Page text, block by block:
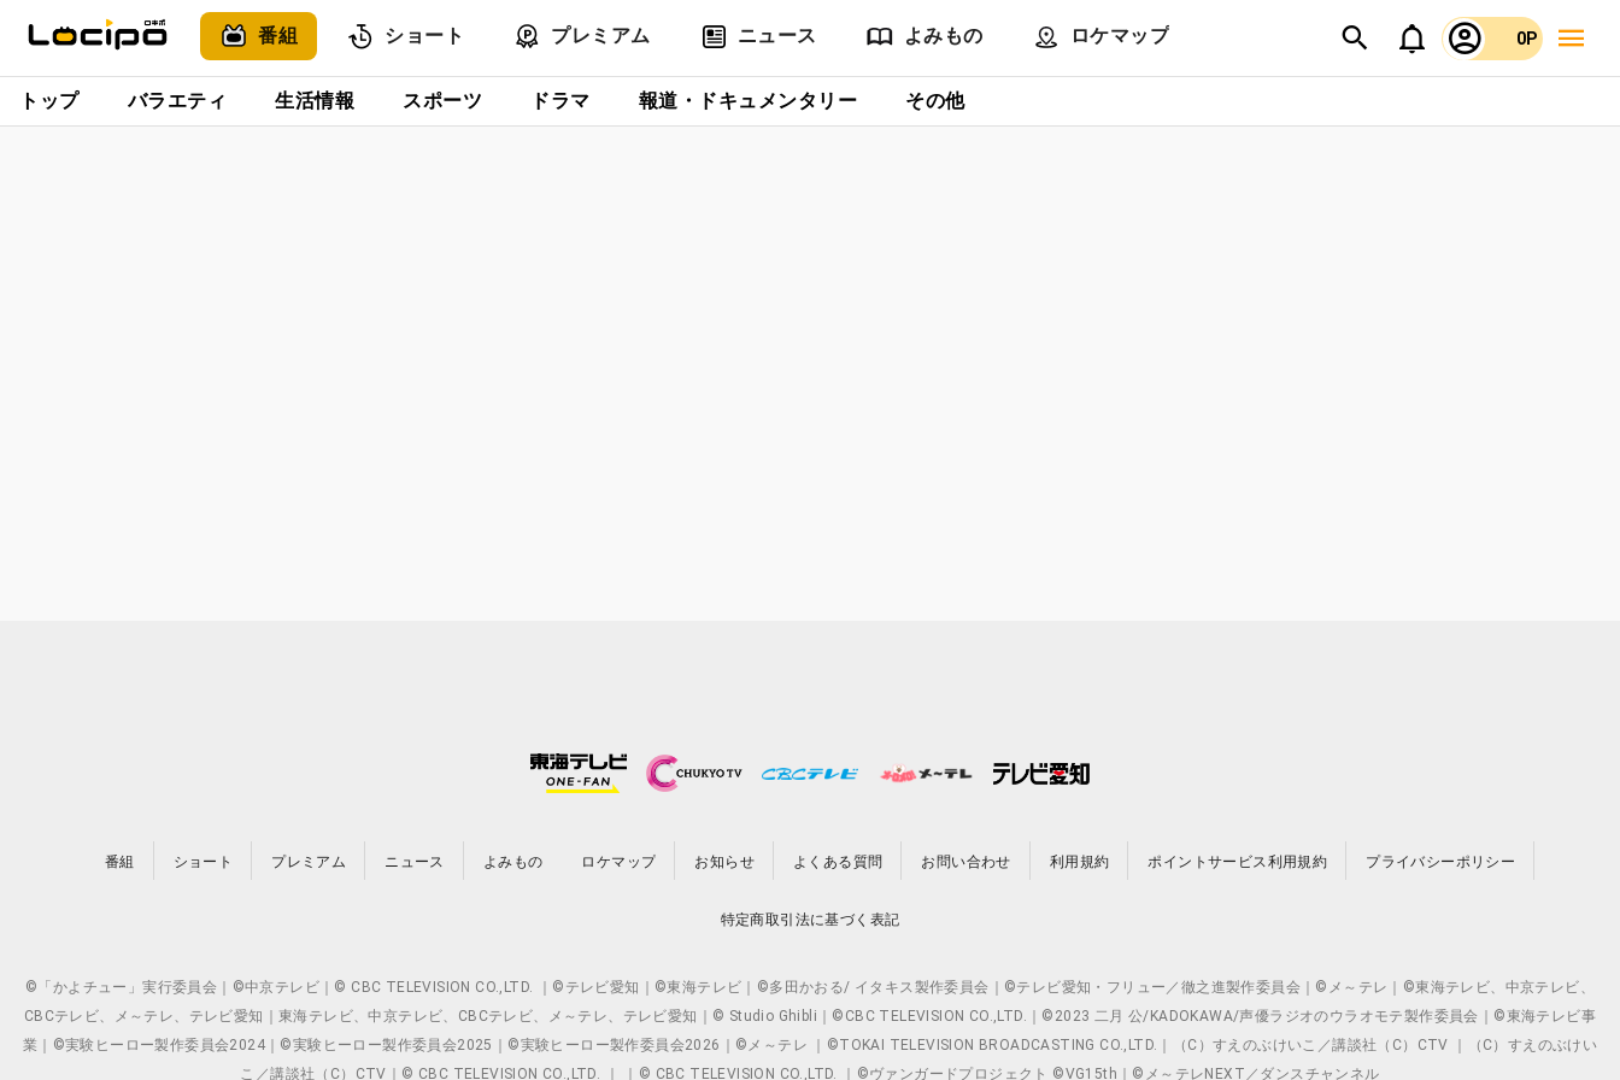
番組 ショート プレミアム ニュース よみもの ロケマップ 0P
トップ バラエティ 生活情報 スポーツ ドラマ 報道・ドキュメンタリー その他
番組 ショート プレミアム ニュース よみもの ロケマップ お知らせ よくある質問 お問い合わせ 利用規約 ポイントサービス利用規約 プライバシーポリシー
特定商取引法に基づく表記
©「かよチュー」実行委員会｜©中京テレビ｜© CBC TELEVISION CO.,LTD. ｜©テレビ愛知｜©東海テレビ｜©多田かおる/ イタキス製作委員会｜©テレビ愛知・フリュー／徹之進製作委員会｜©メ～テレ｜©東海テレビ、中京テレビ、
CBCテレビ、メ～テレ、テレビ愛知｜東海テレビ、中京テレビ、CBCテレビ、メ～テレ、テレビ愛知｜© Studio Ghibli｜©CBC TELEVISION CO.,LTD.｜©2023 二月 公/KADOKAWA/声優ラジオのウラオモテ製作委員会｜©東海テレビ事
業｜©実験ヒーロー製作委員会2024｜©実験ヒーロー製作委員会2025｜©実験ヒーロー製作委員会2026｜©メ～テレ ｜©TOKAI TELEVISION BROADCASTING CO.,LTD.｜（C）すえのぶけいこ／講談社（C）CTV ｜（C）すえのぶけい
こ／講談社（C）CTV｜© CBC TELEVISION CO.,LTD. ｜ ｜© CBC TELEVISION CO.,LTD. ｜©ヴァンガードプロジェクト ©VG15th｜©メ～テレNEXT／ダンスチャンネル